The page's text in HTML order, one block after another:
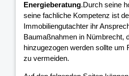
Energieberatung.Durch seine
seine fachliche Kompetenz ist
Immobiliengutachter ihr
Baumaßnahmen in Nümbrecht,
hinzugezogen werden sollte um
zu vermeiden.